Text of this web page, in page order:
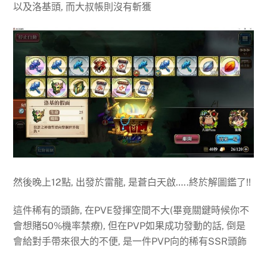
以及洛基頭, 而大叔帳則沒有斬獲
然後晚上12點, 出發於雷龍, 是蒼白天啟…..終於解圖鑑了!!
這件稀有的頭飾, 在PVE發揮空間不大(畢竟關鍵時候你不
會想賭50%機率禁療), 但在PVP如果成功發動的話, 倒是
會給對手帶來很大的不便, 是一件PVP向的稀有SSR頭飾